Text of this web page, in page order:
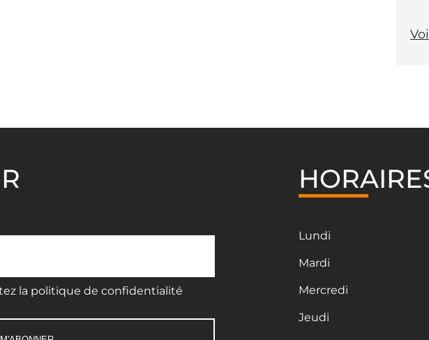
la politique de confidentialité
Lundi
Mardi
Mercredi
Jeudi